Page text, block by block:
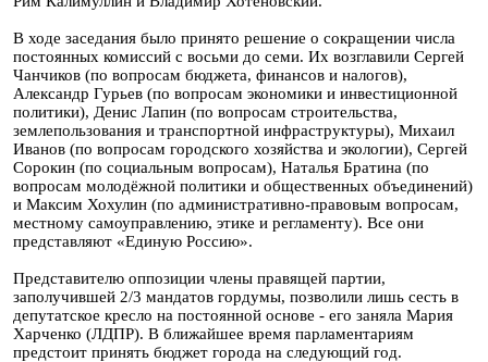
В ходе заседания было принято решение о сокращении числа
постоянных комиссий с восьми до семи. Их возглавили Сергей
Чанчиков (по вопросам бюджета, финансов и налогов),
Александр Гурьев (по вопросам экономики и инвестиционной
политики), Денис Лапин (по вопросам строительства,
землепользования и транспортной инфраструктуры), Михаил
Иванов (по вопросам городского хозяйства и экологии), Сергей
Сорокин (по социальным вопросам), Наталья Братина (по
вопросам молодёжной политики и общественных объединений)
и Максим Хохулин (по административно-правовым вопросам,
местному самоуправлению, этике и регламенту). Все они
представляют «Единую Россию».
Представителю оппозиции члены правящей партии,
заполучившей 2/3 мандатов гордумы, позволили лишь сесть в
депутатское кресло на постоянной основе - его заняла Мария
Харченко (ЛДПР). В ближайшее время парламентариям
предстоит принять бюджет города на следующий год.